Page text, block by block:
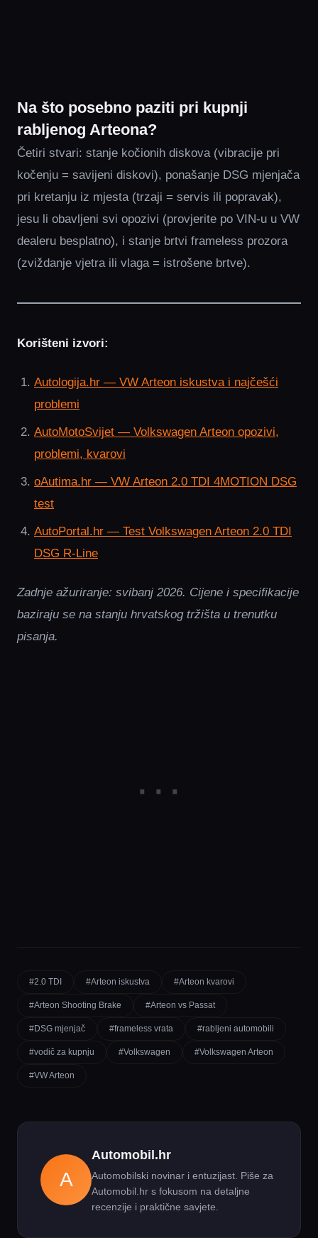
Na što posebno paziti pri kupnji
rabljenog Arteona?
Četiri stvari: stanje kočionih diskova (vibracije pri
kočenju = savijeni diskovi), ponašanje DSG mjenjača
pri kretanju iz mjesta (trzaji = servis ili popravak),
jesu li obavljeni svi opozivi (provjerite po VIN-u u VW
dealeru besplatno), i stanje brtvi frameless prozora
(zviždanje vjetra ili vlaga = istrošene brtve).
Korišteni izvori:
Autologija.hr — VW Arteon iskustva i najčešći
problemi
AutoMotoSvijet — Volkswagen Arteon opozivi,
problemi, kvarovi
oAutima.hr — VW Arteon 2.0 TDI 4MOTION DSG
test
AutoPortal.hr — Test Volkswagen Arteon 2.0 TDI
DSG R-Line
Zadnje ažuriranje: svibanj 2026. Cijene i specifikacije
baziraju se na stanju hrvatskog tržišta u trenutku
pisanja.
#2.0 TDI #Arteon iskustva #Arteon kvarovi
#Arteon Shooting Brake #Arteon vs Passat
#DSG mjenjač #frameless vrata #rabljeni automobili
#vodič za kupnju #Volkswagen #Volkswagen Arteon
#VW Arteon
A
Automobil.hr
Automobilski novinar i entuzijast. Piše za
Automobil.hr s fokusom na detaljne
recenzije i praktične savjete.